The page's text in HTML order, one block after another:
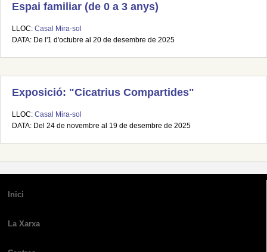
Espai familiar (de 0 a 3 anys)
LLOC: Casal Mira-sol
DATA: De l'1 d'octubre al 20 de desembre de 2025
Exposició: "Cicatrius Compartides"
LLOC: Casal Mira-sol
DATA: Del 24 de novembre al 19 de desembre de 2025
Inici
La Xarxa